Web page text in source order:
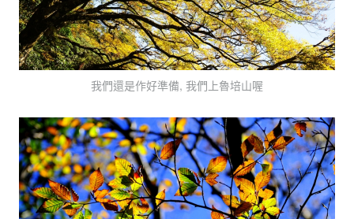
我們還是作好準備, 我們上魯培山喔